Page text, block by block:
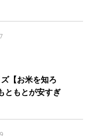
【お米を知ろ
ともとが安すぎ